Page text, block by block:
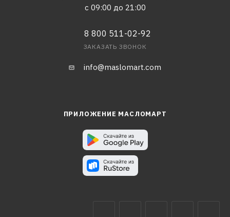
с 09:00 до 21:00
8 800 511-02-92
ЗАКАЗАТЬ ЗВОНОК
info@maslomart.com
ПРИЛОЖЕНИЕ МАСЛОМАРТ